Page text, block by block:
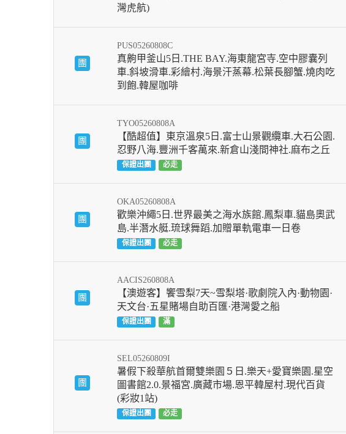
灣虎航)
團
PUS05260808C
真齁甲釜山5日.THE BAY.海東龍宮寺.空中膠囊列
車.斜坡滑車.彩繪村.海景汗蒸幕.松葉長腳蟹.燒肉吃
到飽.韓屋咖啡
團
TYO05260808A
【酷超值】東京溫泉5日.富士山景觀纜車.大石公園.
忍野八海.豐洲千客萬來.新倉山淺間神社.麻布之丘
保證出團 必走
團
OKA05260808A
歡樂沖繩5日.世界最美之海水族館.鳳梨車.貓島奧武
島.半潛水艇.琉球舞蹈.加贈單軌電車一日卷
保證出團 必走
團
AACIS260808A
【澳遊客】饗雪梨7天~雪梨塔·歌劇院入內·動物園·
天文台·五星賭場自助百匯·港灣愛之船
保證出團 滿
團
SEL05260809I
暑假下殺華航首爾雙樂園５日.樂天+愛寶樂園.星空
圖書館2.0.景福宮.廣藏市場.恩平韓屋村.現代百貨
(彩妝1站)
保證出團 必走